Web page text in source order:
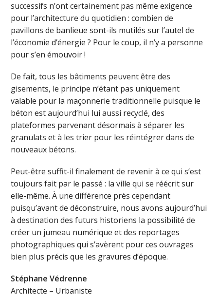
successifs n’ont certainement pas même exigence
pour l’architecture du quotidien : combien de
pavillons de banlieue sont-ils mutilés sur l’autel de
l’économie d’énergie ? Pour le coup, il n’y a personne
pour s’en émouvoir !
De fait, tous les bâtiments peuvent être des
gisements, le principe n’étant pas uniquement
valable pour la maçonnerie traditionnelle puisque le
béton est aujourd’hui lui aussi recyclé, des
plateformes parvenant désormais à séparer les
granulats et à les trier pour les réintégrer dans de
nouveaux bétons.
Peut-être suffit-il finalement de revenir à ce qui s’est
toujours fait par le passé : la ville qui se réécrit sur
elle-même. À une différence près cependant
puisqu’avant de déconstruire, nous avons aujourd’hui
à destination des futurs historiens la possibilité de
créer un jumeau numérique et des reportages
photographiques qui s’avèrent pour ces ouvrages
bien plus précis que les gravures d’époque.
Stéphane Védrenne
Architecte – Urbaniste